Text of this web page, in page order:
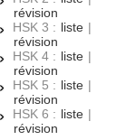
révision
HSK 3 : liste |
révision
HSK 4 : liste |
révision
HSK 5 : liste |
révision
HSK 6 : liste |
révision